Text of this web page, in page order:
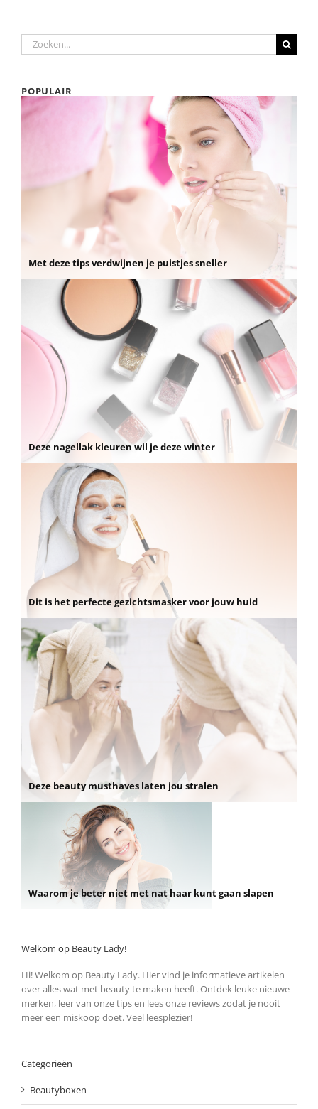
Zoeken
naar:
POPULAIR
Met deze tips verdwijnen je puistjes sneller
Deze nagellak kleuren wil je deze winter
Dit is het perfecte gezichtsmasker voor jouw huid
Deze beauty musthaves laten jou stralen
Waarom je beter niet met nat haar kunt gaan slapen
Welkom op Beauty Lady!
Hi! Welkom op Beauty Lady. Hier vind je informatieve artikelen
over alles wat met beauty te maken heeft. Ontdek leuke nieuwe
merken, leer van onze tips en lees onze reviews zodat je nooit
meer een miskoop doet. Veel leesplezier!
Categorieën
Beautyboxen